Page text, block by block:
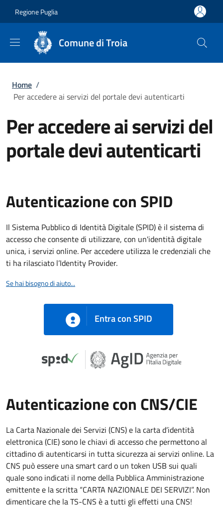
Regione Puglia
Comune di Troia
Briciole di pane
Home /
Per accedere ai servizi del portale devi autenticarti
Per accedere ai servizi del
portale devi autenticarti
Autenticazione con SPID
Il Sistema Pubblico di Identità Digitale (SPID) è il sistema di
accesso che consente di utilizzare, con un'identità digitale
unica, i servizi online. Per accedere utilizza le credenziali che
ti ha rilasciato l’Identity Provider.
Se hai bisogno di aiuto...
Entra con SPID
Autenticazione con CNS/CIE
La Carta Nazionale dei Servizi (CNS) e la carta d’identità
elettronica (CIE) sono le chiavi di accesso che permettono al
cittadino di autenticarsi in tutta sicurezza ai servizi online. La
CNS può essere una smart card o un token USB sui quali
quale sono indicati il nome della Pubblica Amministrazione
emittente e la scritta “CARTA NAZIONALE DEI SERVIZI”. Non
dimenticare che la TS-CNS è a tutti gli effetti una CNS!